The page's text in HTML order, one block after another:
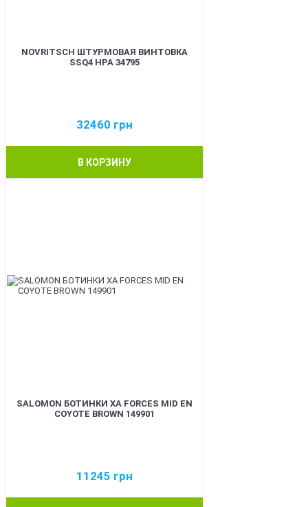
NOVRITSCH ШТУРМОВАЯ ВИНТОВКА
SSQ4 HPA 34795
32460 грн
В КОРЗИНУ
SALOMON БОТИНКИ XA FORCES MID EN
COYOTE BROWN 149901
11245 грн